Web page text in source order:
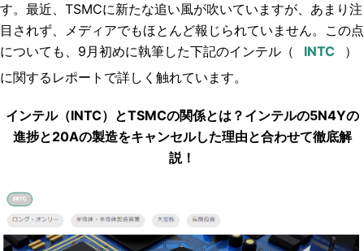
す。最近、TSMCに新たな追い風が吹いていますが、あまり注
目されず、メディアでもほとんど報じられていません。この点
についても、9月初めに執筆した下記のインテル（
）
に関するレポートで詳しく触れています。
インテル（INTC）とTSMCの関係とは？インテルの5N4Yの
進捗と20Aの製造をキャンセルした理由と合わせて徹底解
説！